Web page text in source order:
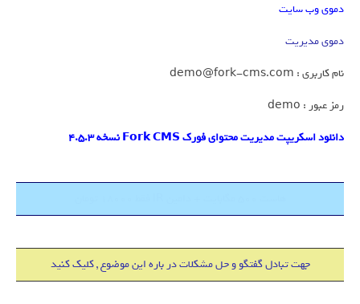
دموی وب سایت
دموی مدیریت
نام کاربری : demo@fork-cms.com
رمز عبور : demo
دانلود اسکریپت مدیریت محتوای فورک Fork CMS نسخه 4.5.3
جهت تبادل گفتگو و حل مشکلات در باره این موضوع , کلیک کنید